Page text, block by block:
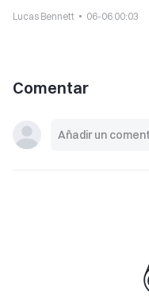
Lucas Bennett 06-06 00:03
Comentar